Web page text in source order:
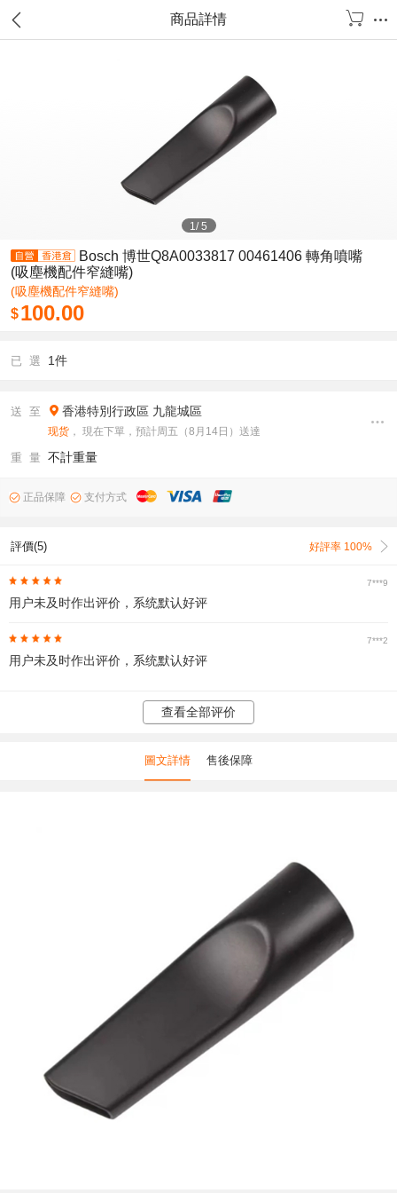
商品詳情
1/5
Bosch 博世Q8A0033817 00461406 轉角噴嘴
(吸塵機配件窄縫嘴)
(吸塵機配件窄縫嘴)
$100.00
已 選 1件
送 至 香港特別行政區 九龍城區
现货 ， 現在下單，預計周五（8月14日）送達
重 量 不計重量
正品保障 支付方式
評價(5) 好評率 100%
7***9
用户未及时作出评价，系统默认好评
7***2
用户未及时作出评价，系统默认好评
查看全部评价
圖文詳情 售後保障